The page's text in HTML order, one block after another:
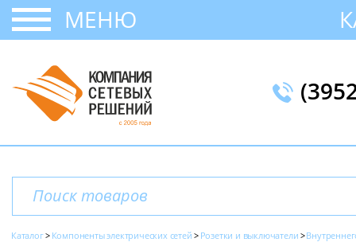
МЕНЮ
Каталог Компоненты электрических сетей Розетки и выключатели